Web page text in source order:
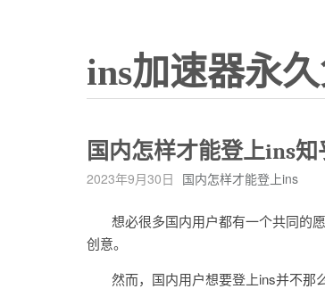
ins加速器永
国内怎样才能登上ins知
2023年9月30日 国内怎样才能登上ins
想必很多国内用户都有一个共同的愿
创意。
然而，国内用户想要登上ins并不那么